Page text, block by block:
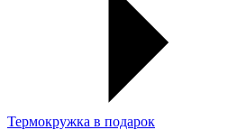
Термокружка в подарок